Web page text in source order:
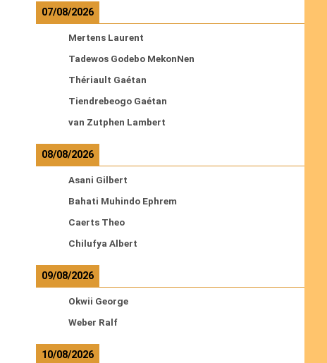
07/08/2026
Mertens Laurent
Tadewos Godebo MekonNen
Thériault Gaétan
Tiendrebeogo Gaétan
van Zutphen Lambert
08/08/2026
Asani Gilbert
Bahati Muhindo Ephrem
Caerts Theo
Chilufya Albert
09/08/2026
Okwii George
Weber Ralf
10/08/2026